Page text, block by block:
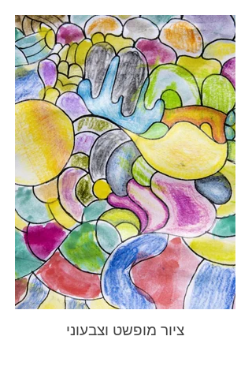
ציור מופשט וצבעוני